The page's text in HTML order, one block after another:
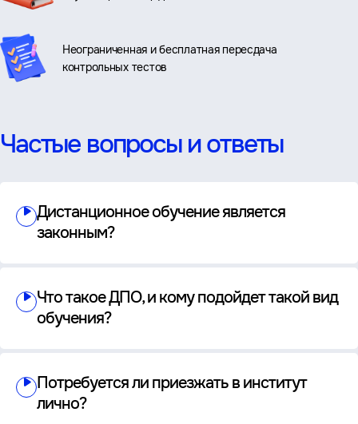
Неограниченная и бесплатная пересдача
контрольных тестов
Частые вопросы и ответы
Дистанционное обучение является
законным?
Что такое ДПО, и кому подойдет такой вид
обучения?
Потребуется ли приезжать в институт
лично?